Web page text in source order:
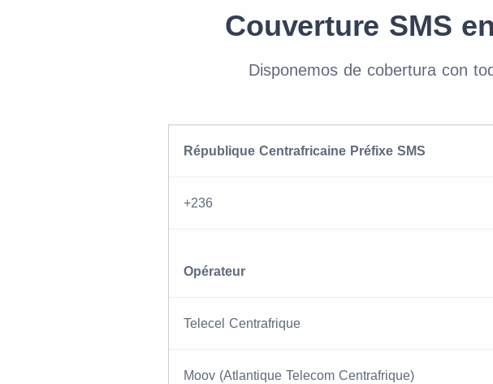
Couverture SMS
Disponemos de cobertura con
République Centrafricaine Préfixe SMS
+236
Opérateur
Telecel Centrafrique
Moov (Atlantique Telecom Centrafrique)